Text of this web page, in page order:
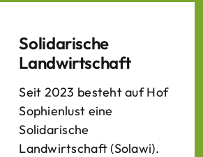
Solidarische
Landwirtschaft
Seit 2023 besteht auf Hof
Sophienlust eine
Solidarische
Landwirtschaft (Solawi).